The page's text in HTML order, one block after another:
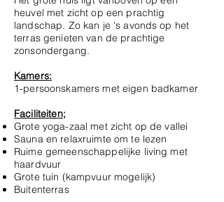
heuvel met zicht op een prachtig
landschap. Zo kan je 's avonds op het
terras genieten van de prachtige
zonsondergang.
Kamers:
1-persoonskamers met eigen badkamer
Faciliteiten;
Grote yoga-zaal met zicht op de vallei
Sauna en relaxruimte om te lezen
Ruime gemeenschappelijke living met
haardvuur
Grote tuin (kampvuur mogelijk)
Buitenterras